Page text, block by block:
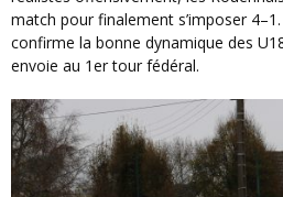
match pour finalement s’imposer
confirme la bonne dynamique des
envoie au 1er tour fédéral.